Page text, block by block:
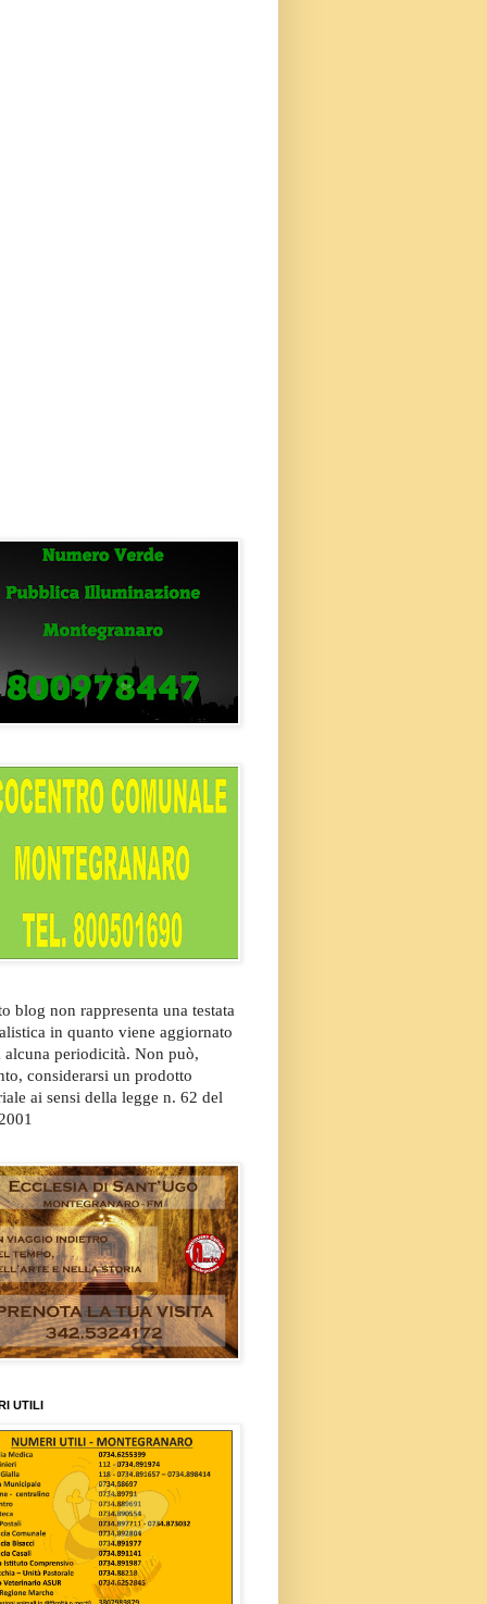
blog non rappresenta una testata
in quanto viene aggiornato
alcuna periodicità. Non può,
considerarsi un prodotto
ai sensi della legge n. 62 del
UTILI